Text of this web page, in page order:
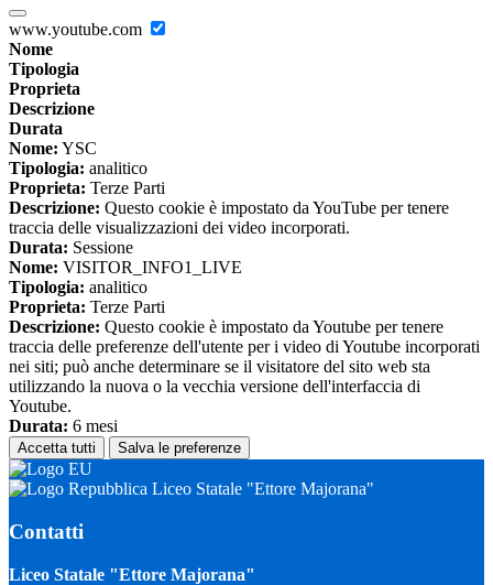
www.youtube.com
Nome
Tipologia
Proprieta
Descrizione
Durata
Nome: YSC
Tipologia: analitico
Proprieta: Terze Parti
Descrizione: Questo cookie è impostato da YouTube per tenere
traccia delle visualizzazioni dei video incorporati.
Durata: Sessione
Nome: VISITOR_INFO1_LIVE
Tipologia: analitico
Proprieta: Terze Parti
Descrizione: Questo cookie è impostato da Youtube per tenere
traccia delle preferenze dell'utente per i video di Youtube incorporati
nei siti; può anche determinare se il visitatore del sito web sta
utilizzando la nuova o la vecchia versione dell'interfaccia di
Youtube.
Durata: 6 mesi
Accetta tutti Salva le preferenze
Liceo Statale "Ettore Majorana"
Contatti
Liceo Statale "Ettore Majorana"